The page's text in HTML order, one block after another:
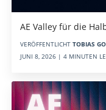
AE Valley für die
VERÖFFENTLICHT TOBIAS
JUNI 8, 2026 | 4 MINUTEN